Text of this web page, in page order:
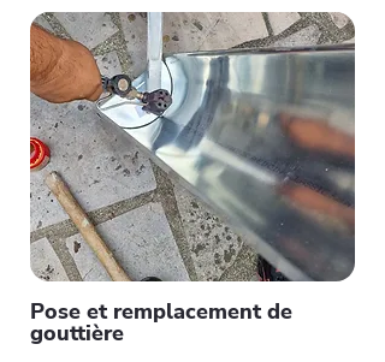
Pose et remplacement de
gouttière